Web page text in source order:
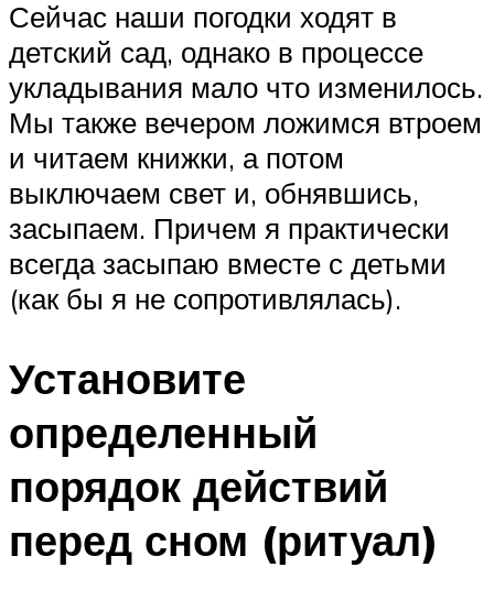
Сейчас наши погодки ходят в
детский сад, однако в процессе
укладывания мало что изменилось.
Мы также вечером ложимся втроем
и читаем книжки, а потом
выключаем свет и, обнявшись,
засыпаем. Причем я практически
всегда засыпаю вместе с детьми
(как бы я не сопротивлялась).
Установите
определенный
порядок действий
перед сном (ритуал)